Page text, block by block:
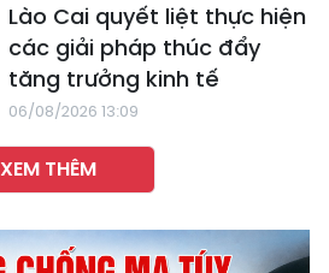
Lào Cai quyết liệt thực hiện
các giải pháp thúc đẩy
tăng trưởng kinh tế
06/08/2026 13:09
XEM THÊM